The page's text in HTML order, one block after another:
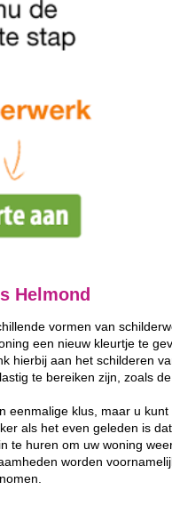
Helmond
vormen van
een nieuw kleurtje te
hierbij aan het schilderen
te bereiken zijn, zoals
eenmalige klus, maar u
als het even geleden is
te huren om uw woning
worden